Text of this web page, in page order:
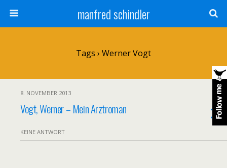
manfred schindler
Tags › Werner Vogt
8. NOVEMBER 2013
Vogt, Werner – Mein Arztroman
KEINE ANTWORT